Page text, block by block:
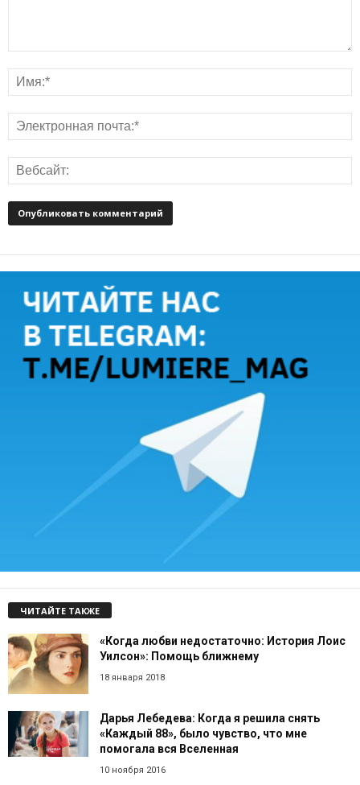
ЧИТАЙТЕ ТАКЖЕ
«Когда любви недостаточно: История Лоис
Уилсон»: Помощь ближнему
18 января 2018
Дарья Лебедева: Когда я решила снять
«Каждый 88», было чувство, что мне
помогала вся Вселенная
10 ноября 2016